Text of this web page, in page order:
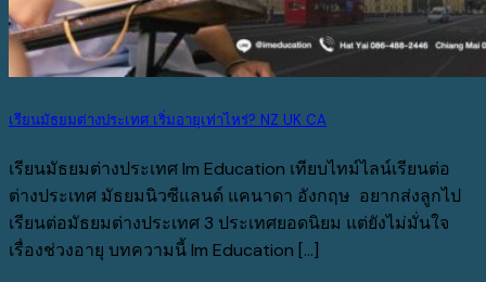
เรียนมัธยมต่างประเทศ เริ่มอายุเท่าไหร่? NZ UK CA
เรียนมัธยมต่างประเทศ Im Education เทียบไทม์ไลน์เรียนต่อ
ต่างประเทศ มัธยมนิวซีแลนด์ แคนาดา อังกฤษ อยากส่งลูกไป
เรียนต่อมัธยมต่างประเทศ 3 ประเทศยอดนิยม แต่ยังไม่มั่นใจ
เรื่องช่วงอายุ บทความนี้ Im Education [...]